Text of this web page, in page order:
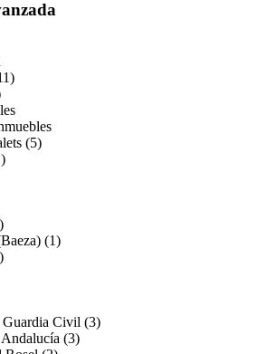
(5)
(1)
Guardia Civil (3)
(3)